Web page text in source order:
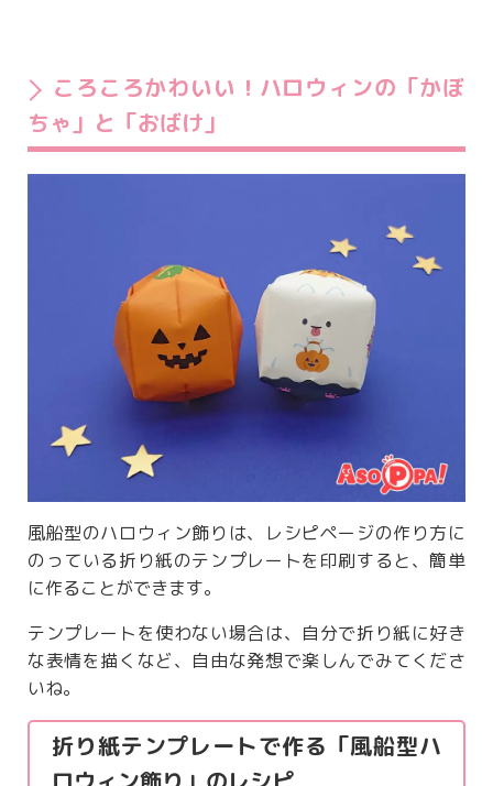
ころころかわいい！ハロウィンの「かぼ
ちゃ」と「おばけ」
風船型のハロウィン飾りは、レシピページの作り方に
のっている折り紙のテンプレートを印刷すると、簡単
に作ることができます。
テンプレートを使わない場合は、自分で折り紙に好き
な表情を描くなど、自由な発想で楽しんでみてくださ
いね。
折り紙テンプレートで作る「風船型ハ